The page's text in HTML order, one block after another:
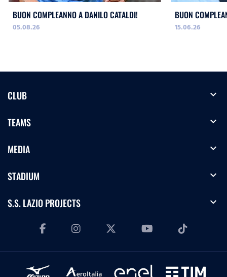
BUON COMPLEANNO A DANILO CATALDI!
05.08.26
BUON
15.06.26
CLUB expand_more
TEAMS expand_more
MEDIA expand_more
STADIUM expand_more
S.S. LAZIO PROJECTS expand_more